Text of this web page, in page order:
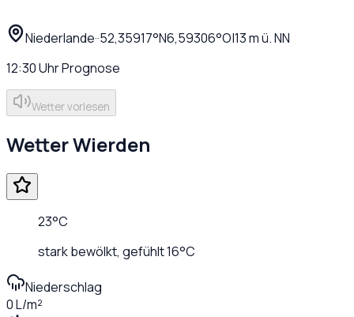
Niederlande··52,35917°N6,59306°O|13m ü. NN
12:30UhrPrognose
Wetter vorlesen
WetterWierden
23°C
stark bewölkt, gefühlt16°C
Niederschlag
0 L/m²